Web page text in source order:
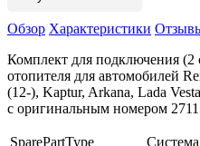
Обзор Характеристики
Комплект для подключения (2
отопителя для автомобилей
(12-), Kaptur, Arkana, Lada
с оригинальным номером
SparePartType